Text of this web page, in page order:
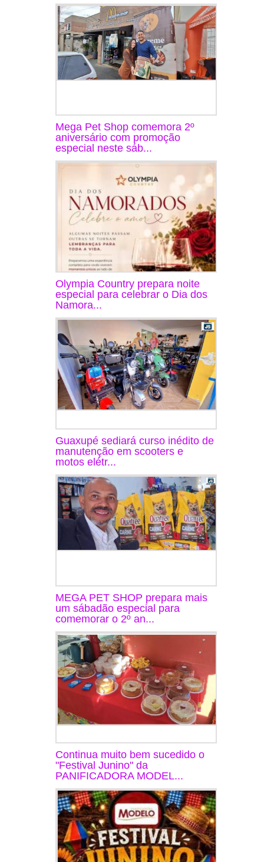
Mega Pet Shop comemora 2º
aniversário com promoção
especial neste sáb...
Olympia Country prepara noite
especial para celebrar o Dia dos
Namora...
Guaxupé sediará curso inédito de
manutenção em scooters e
motos elétr...
MEGA PET SHOP prepara mais
um sábadão especial para
comemorar o 2º an...
Continua muito bem sucedido o
"Festival Junino" da
PANIFICADORA MODEL...